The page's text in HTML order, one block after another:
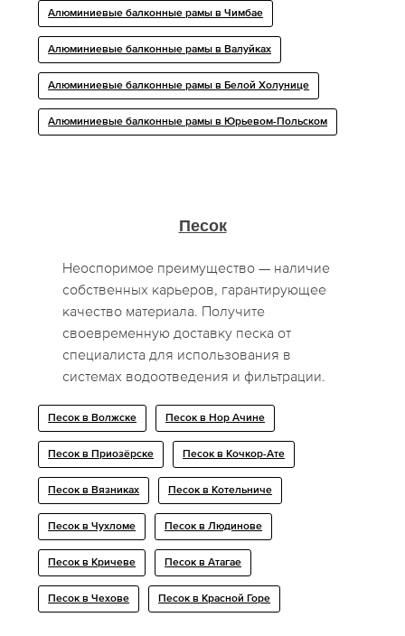
Алюминиевые балконные рамы в Чимбае
Алюминиевые балконные рамы в Валуйках
Алюминиевые балконные рамы в Белой Холунице
Алюминиевые балконные рамы в Юрьевом-Польском
Песок
Неоспоримое преимущество — наличие
собственных карьеров, гарантирующее
качество материала. Получите
своевременную доставку песка от
специалиста для использования в
системах водоотведения и фильтрации.
Песок в Волжске Песок в Нор Ачине
Песок в Приозёрске Песок в Кочкор-Ате
Песок в Вязниках Песок в Котельниче
Песок в Чухломе Песок в Людинове
Песок в Кричеве Песок в Атагае
Песок в Чехове Песок в Красной Горе